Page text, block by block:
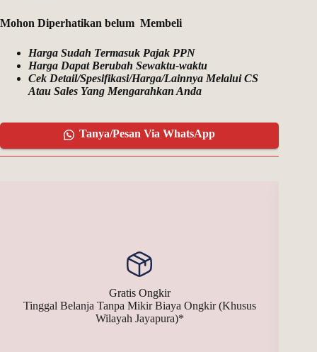
Mohon Diperhatikan belum Membeli
Harga Sudah Termasuk Pajak PPN
Harga Dapat Berubah Sewaktu-waktu
Cek Detail/Spesifikasi/Harga/Lainnya Melalui CS
Atau Sales Yang Mengarahkan Anda
Tanya/Pesan Via WhatsApp
Gratis Ongkir
Tinggal Belanja Tanpa Mikir Biaya Ongkir (Khusus
Wilayah Jayapura)*